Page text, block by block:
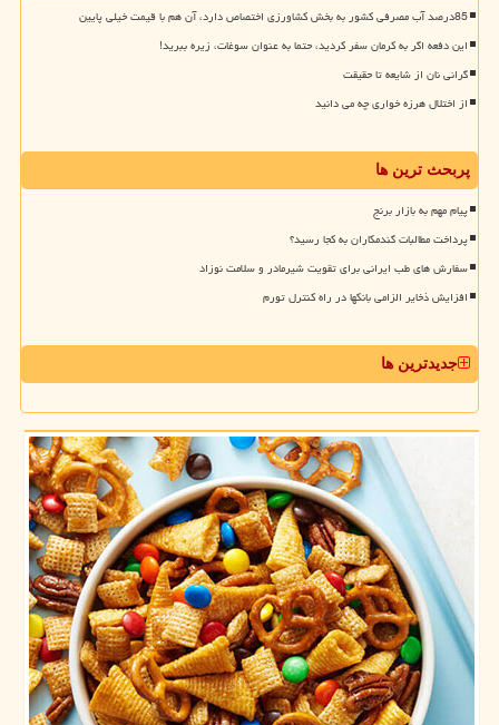
85درصد آب مصرفی کشور به بخش کشاورزی اختصاص دارد، آن هم با قیمت خیلی پایین
این دفعه اگر به کرمان سفر کردید، حتما به عنوان سوغات، زیره ببرید!
گرانی نان از شایعه تا حقیقت
از اختلال هرزه خواری چه می دانید
پربحث ترین ها
پیام مهم به بازار برنج
پرداخت مطالبات گندمکاران به کجا رسید؟
سفارش های طب ایرانی برای تقویت شیرمادر و سلامت نوزاد
افزایش ذخایر الزامی بانکها در راه کنترل تورم
جدیدترین ها